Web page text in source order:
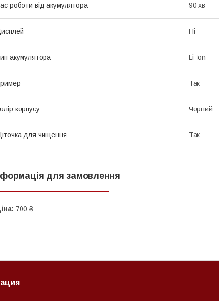
роботи від акумулятора 90 хв
Ні
акумулятора Li-Ion
Так
корпусу Чорний
для чищення Так
для замовлення
700 ₴